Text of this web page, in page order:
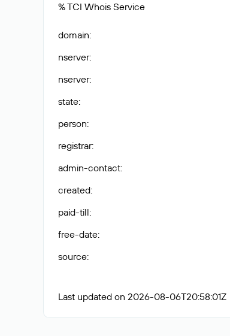
% TCI Whois Service
domain:
nserver:
nserver:
state:
person:
registrar:
admin-contact:
created:
paid-till:
free-date:
source:
Last updated on 2026-08-06T20:58:01Z